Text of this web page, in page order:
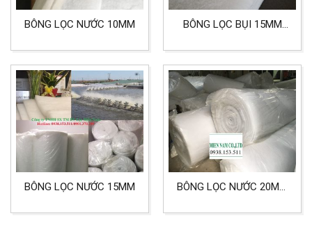
BÔNG LỌC NƯỚC 10MM
BÔNG LỌC BỤI 15MM
BÔNG LỌC NƯỚC 15MM
BÔNG LỌC NƯỚC 20MM
THỦY HẢI SẢN